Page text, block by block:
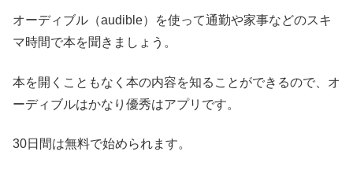
オーディブル（audible）を使って通勤や家事などのスキ
マ時間で本を聞きましょう。
本を開くこともなく本の内容を知ることができるので、オ
ーディブルはかなり優秀はアプリです。
30日間は無料で始められます。